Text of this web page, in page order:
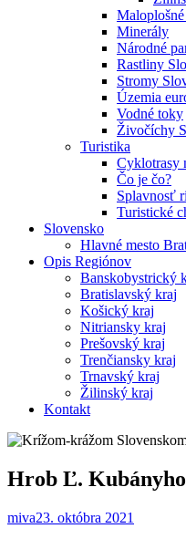
Maloplošné
Minerály
Národné
Rastliny
Stromy
Územia
Vodné toky
Živočíchy
Turistika
Cyklotrasy
Čo je čo?
Splavnosť
Turistické
Slovensko
Hlavné mesto
Opis Regiónov
Banskobystrický
Bratislavský kraj
Košický kraj
Nitriansky kraj
Prešovský kraj
Trenčiansky kraj
Trnavský kraj
Žilinský kraj
Kontakt
Hrob Ľ.
miva23. októbra 2021